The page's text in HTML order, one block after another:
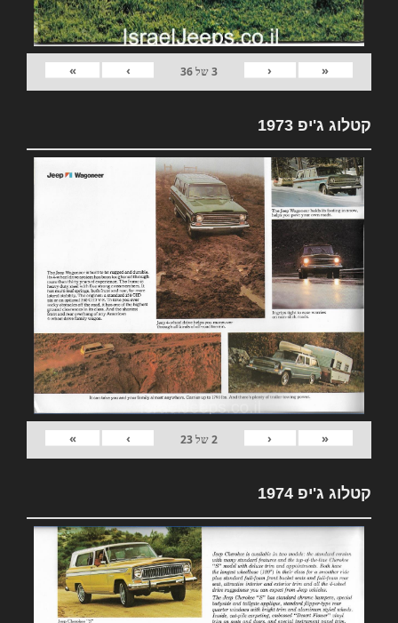
«
‹
3של36
›
»
קטלוג ג'יפ 1973
«
‹
2של23
›
»
קטלוג ג'יפ 1974